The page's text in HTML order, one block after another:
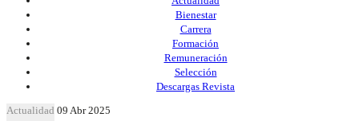
Bienestar
Carrera
Formación
Remuneración
Selección
Descargas Revista
Actualidad 09 Abr 2025